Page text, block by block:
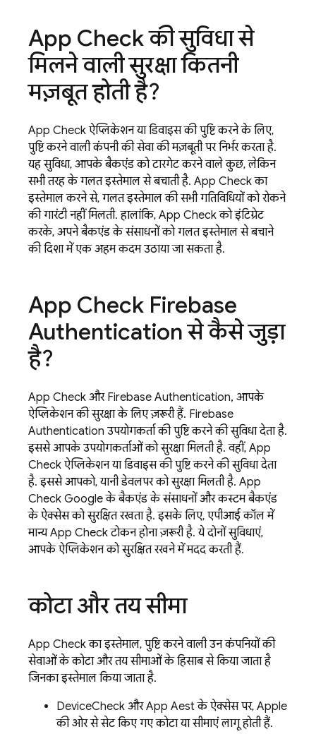
App Checkकी सुविधा से
मिलने वाली सुरक्षा कितनी
मज़बूत होती है?
App Check ऐप्लिकेशन या डिवाइस की पुष्टि करने के लिए,
पुष्टि करने वाली कंपनी की सेवा की मज़बूती पर निर्भर करता है.
यह सुविधा, आपके बैकएंड को टारगेट करने वाले कुछ, लेकिन
सभी तरह के गलत इस्तेमाल से बचाती है. App Checkका
इस्तेमाल करने से, गलत इस्तेमाल की सभी गतिविधियों को रोकने
की गारंटी नहीं मिलती. हालांकि, App Checkको इंटिग्रेट
करके, अपने बैकएंड के संसाधनों को गलत इस्तेमाल से बचाने
की दिशा में एक अहम कदम उठाया जा सकता है.
App Check Firebase
Authenticationसे कैसे जुड़ा
है?
App Check और Firebase Authentication, आपके
ऐप्लिकेशन की सुरक्षा के लिए ज़रूरी हैं. Firebase
Authentication उपयोगकर्ता की पुष्टि करने की सुविधा देता है.
इससे आपके उपयोगकर्ताओं को सुरक्षा मिलती है. वहीं, App
Check ऐप्लिकेशन या डिवाइस की पुष्टि करने की सुविधा देता
है. इससे आपको, यानी डेवलपर को सुरक्षा मिलती है. App
Check Google के बैकएंड के संसाधनों और कस्टम बैकएंड
के ऐक्सेस को सुरक्षित रखता है. इसके लिए, एपीआई कॉल में
मान्यApp Checkटोकन होना ज़रूरी है. ये दोनों सुविधाएं,
आपके ऐप्लिकेशन को सुरक्षित रखने में मदद करती हैं.
कोटा और तय सीमा
App Checkका इस्तेमाल, पुष्टि करने वाली उन कंपनियों की
सेवाओं के कोटा और तय सीमाओं के हिसाब से किया जाता है
जिनका इस्तेमाल किया जाता है.
DeviceCheck और App Attest के ऐक्सेस पर, Apple
की ओर से सेट किए गए कोटा या सीमाएं लागू होती हैं.